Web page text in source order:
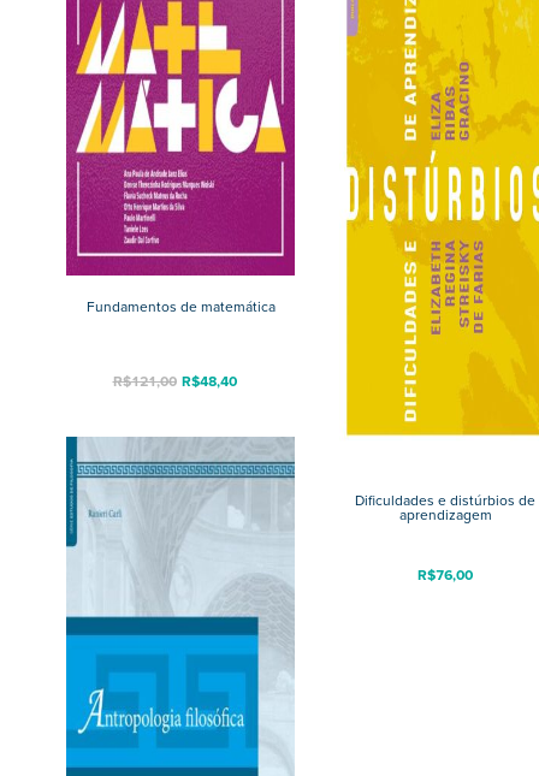
Dificuldades e distúrbios de
aprendizagem
R$76,00
Fundamentos de matemática
R$121,00 R$48,40